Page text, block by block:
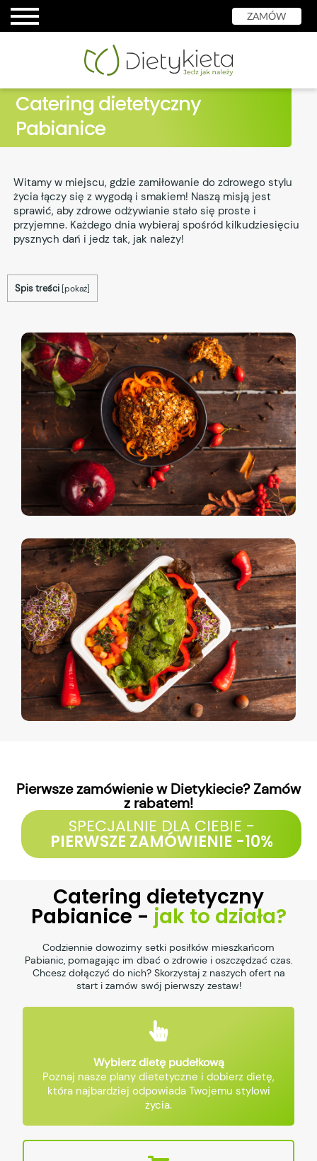
ZAMÓW
Catering dietetyczny
Pabianice
Witamy w miejscu, gdzie zamiłowanie do zdrowego stylu
życia łączy się z wygodą i smakiem! Naszą misją jest
sprawić, aby zdrowe odżywianie stało się proste i
przyjemne. Każdego dnia wybieraj spośród kilkudziesięciu
pysznych dań i jedz tak, jak należy!
Spis treści [pokaż]
Pierwsze zamówienie w Dietykiecie? Zamów
z rabatem!
SPECJALNIE DLA CIEBIE -
PIERWSZE ZAMÓWIENIE -10%
Catering dietetyczny
Pabianice - jak to działa?
Codziennie dowozimy setki posiłków mieszkańcom
Pabianic, pomagając im dbać o zdrowie i oszczędzać czas.
Chcesz dołączyć do nich? Skorzystaj z naszych ofert na
start i zamów swój pierwszy zestaw!
Wybierz dietę pudełkową
Poznaj nasze plany dietetyczne i dobierz dietę,
która najbardziej odpowiada Twojemu stylowi
życia.